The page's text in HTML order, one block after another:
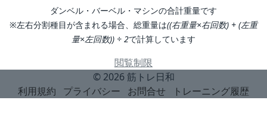
ダンベル・バーベル・マシンの合計重量です
※左右分割種目が含まれる場合、総重量は((右重量×右回数) + (左重
量×左回数)) ÷ 2で計算しています
閲覧制限
© 2026 筋トレ日和
利用規約
プライバシー お問合せ トレーニング履歴